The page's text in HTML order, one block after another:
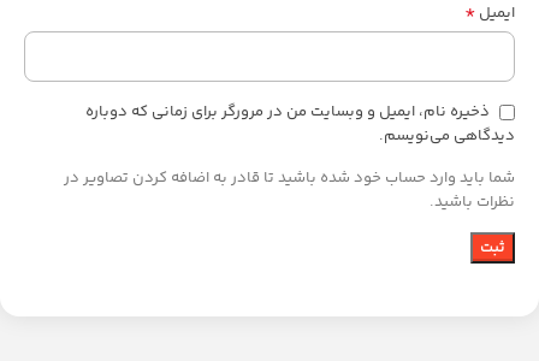
ایمیل *
ذخیره نام، ایمیل و وبسایت من در مرورگر برای زمانی که دوباره
دیدگاهی می‌نویسم.
شما باید وارد حساب خود شده باشید تا قادر به اضافه کردن تصاویر در
نظرات باشید.